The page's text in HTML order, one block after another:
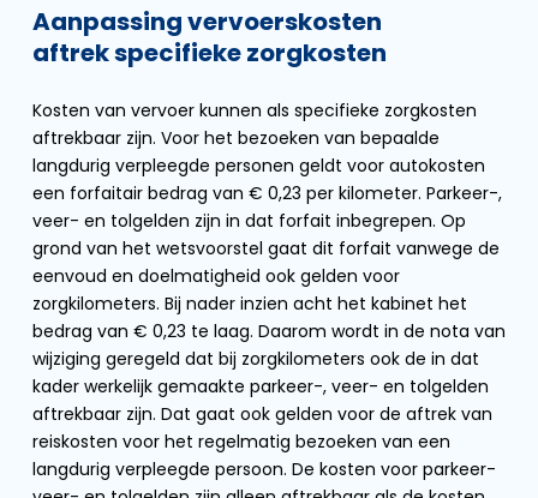
Aanpassing vervoerskosten
aftrek specifieke zorgkosten
Kosten van vervoer kunnen als specifieke zorgkosten
aftrekbaar zijn. Voor het bezoeken van bepaalde
langdurig verpleegde personen geldt voor autokosten
een forfaitair bedrag van € 0,23 per kilometer. Parkeer-,
veer- en tolgelden zijn in dat forfait inbegrepen. Op
grond van het wetsvoorstel gaat dit forfait vanwege de
eenvoud en doelmatigheid ook gelden voor
zorgkilometers. Bij nader inzien acht het kabinet het
bedrag van € 0,23 te laag. Daarom wordt in de nota van
wijziging geregeld dat bij zorgkilometers ook de in dat
kader werkelijk gemaakte parkeer-, veer- en tolgelden
aftrekbaar zijn. Dat gaat ook gelden voor de aftrek van
reiskosten voor het regelmatig bezoeken van een
langdurig verpleegde persoon. De kosten voor parkeer-